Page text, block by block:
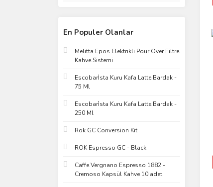
En Populer Olanlar
Melitta Epos Elektrikli Pour Over Filtre
Kahve Sistemi
Escobari̇sta Kuru Kafa Latte Bardak -
75 Ml
Escobari̇sta Kuru Kafa Latte Bardak -
250 Ml
Rok GC Conversion Kit
ROK Espresso GC - Black
Caffe Vergnano Espresso 1882 -
Cremoso Kapsül Kahve 10 adet